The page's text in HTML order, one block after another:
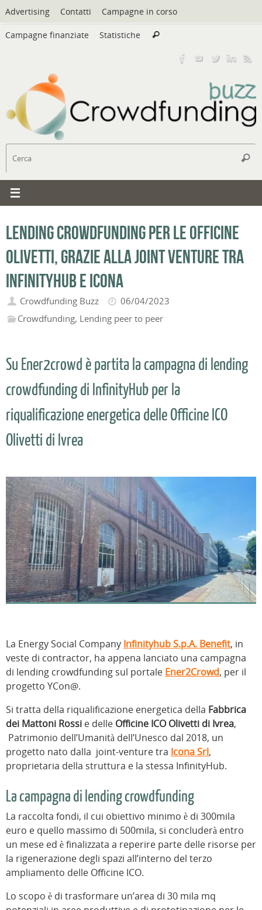
Vai
al
contenuto
Advertising Contatti Campagne in corso
Campagne finanziate Statistiche Cerca
Cerca
Lending crowdfunding per le officine
Olivetti, grazie alla joint venture tra
Infinityhub e Icona
Crowdfunding Buzz
06/04/2023
Crowdfunding, Lending peer to peer
Su Ener2crowd è partita la campagna di lending
crowdfunding di InfinityHub per la
riqualificazione energetica delle Officine ICO
Olivetti di Ivrea
La Energy Social Company Infinityhub S.p.A. Benefit, in
veste di contractor, ha appena lanciato una campagna
di lending crowdfunding sul portale Ener2Crowd, per il
progetto YCon@.
Si tratta della riqualificazione energetica della Fabbrica
dei Mattoni Rossi e delle Officine ICO Olivetti di Ivrea,
Patrimonio dell’Umanità dell’Unesco dal 2018, un
progetto nato dalla joint-venture tra Icona Srl,
proprietaria della struttura e la stessa InfinityHub.
La campagna di lending crowdfunding
La raccolta fondi, il cui obiettivo minimo è di 300mila
euro e quello massimo di 500mila, si concluderà entro
un mese ed è finalizzata a reperire parte delle risorse per
la rigenerazione degli spazi all’interno del terzo
ampliamento delle Officine ICO.
Lo scopo è di trasformare un’area di 30 mila mq